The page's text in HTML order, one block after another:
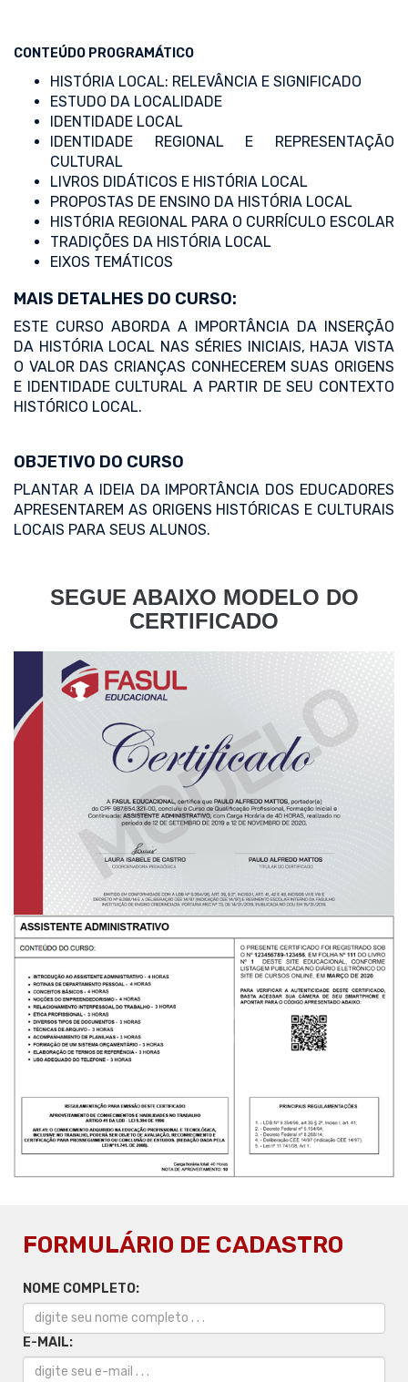
CONTEÚDO PROGRAMÁTICO
HISTÓRIA LOCAL: RELEVÂNCIA E SIGNIFICADO
ESTUDO DA LOCALIDADE
IDENTIDADE LOCAL
IDENTIDADE REGIONAL E REPRESENTAÇÃO
CULTURAL
LIVROS DIDÁTICOS E HISTÓRIA LOCAL
PROPOSTAS DE ENSINO DA HISTÓRIA LOCAL
HISTÓRIA REGIONAL PARA O CURRÍCULO ESCOLAR
TRADIÇÕES DA HISTÓRIA LOCAL
EIXOS TEMÁTICOS
MAIS DETALHES DO CURSO:
ESTE CURSO ABORDA A IMPORTÂNCIA DA INSERÇÃO
DA HISTÓRIA LOCAL NAS SÉRIES INICIAIS, HAJA VISTA
O VALOR DAS CRIANÇAS CONHECEREM SUAS ORIGENS
E IDENTIDADE CULTURAL A PARTIR DE SEU CONTEXTO
HISTÓRICO LOCAL.
OBJETIVO DO CURSO
PLANTAR A IDEIA DA IMPORTÂNCIA DOS EDUCADORES
APRESENTAREM AS ORIGENS HISTÓRICAS E CULTURAIS
LOCAIS PARA SEUS ALUNOS.
SEGUE ABAIXO MODELO DO
CERTIFICADO
FORMULÁRIO DE CADASTRO
NOME COMPLETO:
E-MAIL: